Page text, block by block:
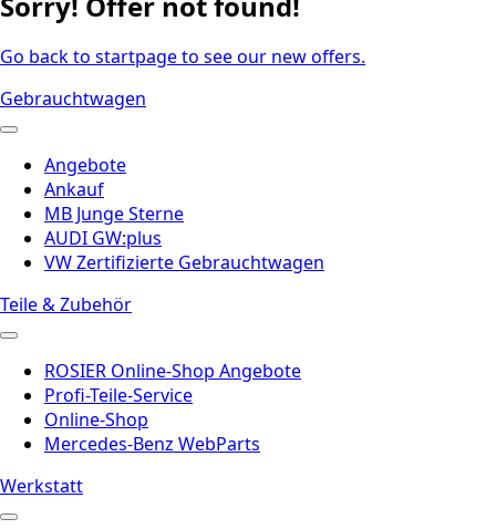
Go back to startpage to see our new offers.
Gebrauchtwagen
Angebote
Ankauf
MB Junge Sterne
AUDI GW:plus
VW Zertifizierte Gebrauchtwagen
Teile & Zubehör
ROSIER Online-Shop Angebote
Profi-Teile-Service
Online-Shop
Mercedes-Benz WebParts
Werkstatt